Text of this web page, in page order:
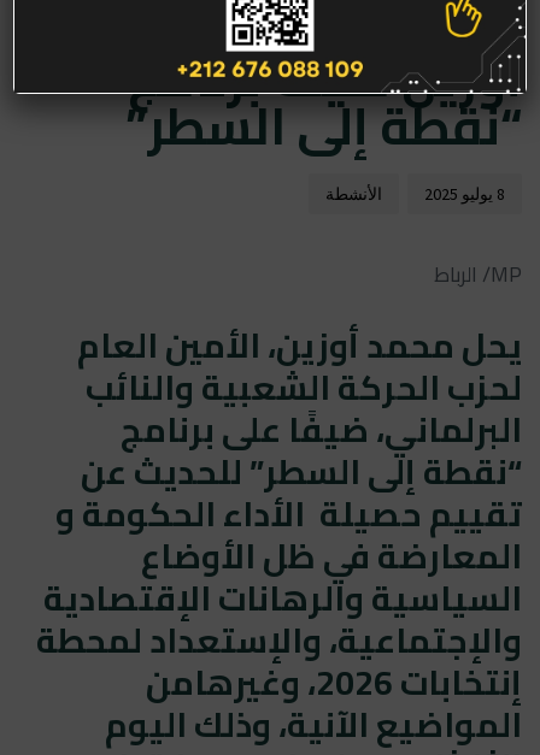
الحركة الشعبية محمد
أوزين ضيف برنامج
“نقطة إلى السطر”
8 يوليو 2025 الأنشطة
MP/ الرباط
يحل محمد أوزين، الأمين العام
لحزب الحركة الشعبية والنائب
البرلماني، ضيفًا على برنامج
“نقطة إلى السطر” للحديث عن
تقييم حصيلة الأداء الحكومة و
المعارضة في ظل الأوضاع
السياسية والرهانات الإقتصادية
والإجتماعية، والإستعداد لمحطة
إنتخابات 2026، وغيرهامن
المواضيع الآنية، وذلك اليوم